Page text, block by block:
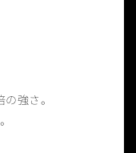
強さ。